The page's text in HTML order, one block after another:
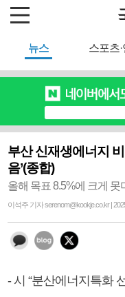
뉴스 스포츠·
부산 신재생에너지
음’(종합)
올해 목표 8.5%에 크게
이석주 기자 serenom@kookje.co.kr |
- 시 “분산에너지특화